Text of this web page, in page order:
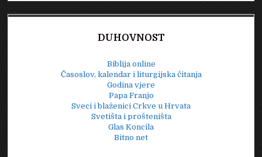
DUHOVNOST
Biblija online
Časoslov, kalendar i liturgijska čitanja
Godina vjere
Papa Franjo
Sveci i blaženici Crkve u Hrvata
Svetišta i prošteništa
Glas Koncila
Bitno net